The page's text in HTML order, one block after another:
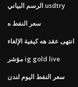
الرسم البياني usdtry
سعر النفط ه
انتهى عقد هه كيفية الإلغاء
مؤشر ig gold live
سعر النفط اليوم لندن